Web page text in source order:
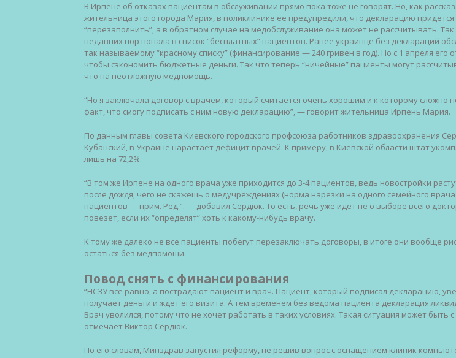
В Ирпене об отказах пациентам в обслуживании прямо пока тоже не говорят. Но, как
жительница этого города Мария, в поликлинике ее предупредили, что декларацию придется
“перезаполнить”, а в обратном случае на медобслуживание она может не рассчитывать. Так
недавних пор попала в список “бесплатных” пациентов. Ранее украинце без деклараций
так называемому “красному списку” (финансирование — 240 гривен в год). Но с 1 апреля его
чтобы сэкономить бюджетные деньги. Так что теперь “ничейные” пациенты могут
что на неотложную медпомощь.
“Но я заключала договор с врачем, который считается очень хорошим и к которому сложно
факт, что смогу подписать с ним новую декларацию”, — говорит жительница Ирпень Мария.
По данным главы совета Киевского городского профсоюза работников здравоохранения
Кубанский, в Украине нарастает дефицит врачей. К примеру, в Киевской области штат
лишь на 72,2%.
“В том же Ирпене на одного врача уже приходится до 3-4 пациентов, ведь новостройки
после дождя, чего не скажешь о медучреждениях (норма нарезки на одного семейного
пациентов — прим. Ред.”. — добавил Сердюк. То есть, речь уже идет не о выборе всего
повезет, если их “определят” хоть к какому-нибудь врачу.
К тому же далеко не все пациенты побегут перезаключать договоры, в итоге они вообще
остаться без медпомощи.
Повод снять с финансирования
“НСЗУ все равно, а пострадают пациент и врач. Пациент, который подписал декларацию,
получает деньги и ждет его визита. А тем временем без ведома пациента декларация
Врач уволился, потому что не хочет работать в таких условиях. Такая ситуация может быть
отмечает Виктор Сердюк.
По его словам, Минздрав запустил реформу, не решив вопрос с оснащением клиник